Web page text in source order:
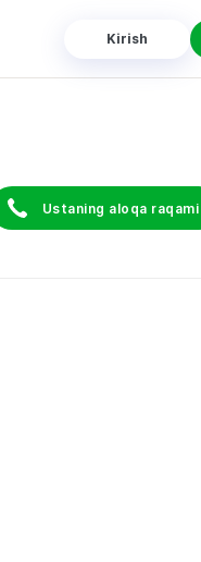
Kirish
Ustaning aloqa raqami